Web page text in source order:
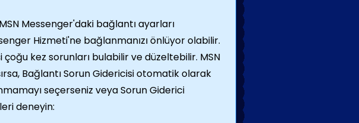
Messenger'daki bağlantı ayarları
Hizmeti'ne bağlanmanızı önlüyor olabilir.
çoğu kez sorunları bulabilir ve düzeltebilir. MSN
Bağlantı Sorun Gidericisi otomatik olarak
seçerseniz veya Sorun Giderici
deneyin: